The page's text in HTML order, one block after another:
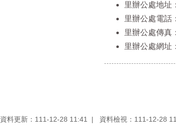
里辦公處地址
里辦公處電話
里辦公處傳真
里辦公處網址
資料更新：111-12-28 11:41 資料檢視：111-12-28